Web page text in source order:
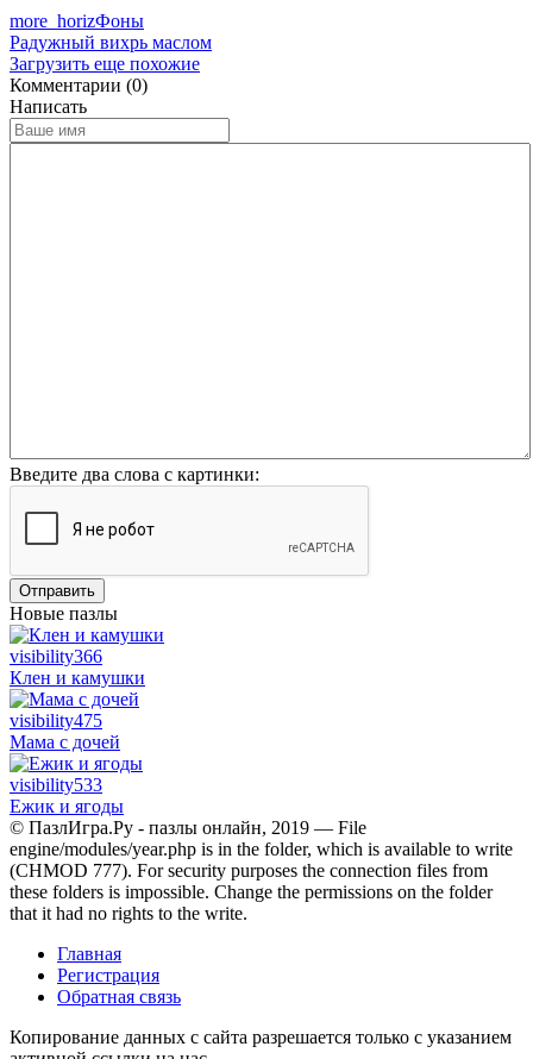
more_horizФоны
Радужный вихрь маслом
Загрузить еще похожие
Комментарии (0)
Написать
Введите два слова с картинки:
Отправить
Новые пазлы
visibility366
Клен и камушки
visibility475
Мама с дочей
visibility533
Ежик и ягоды
© ПазлИгра.Ру - пазлы онлайн, 2019 — File
engine/modules/year.php is in the folder, which is available to write
(CHMOD 777). For security purposes the connection files from
these folders is impossible. Change the permissions on the folder
that it had no rights to the write.
Главная
Регистрация
Обратная связь
Копирование данных с сайта разрешается только с указанием